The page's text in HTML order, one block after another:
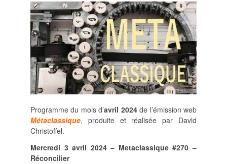
LA REVUE
PRÉSENTATION ET
POLITIQUE ÉDITORIALE
LA RÉDACTION
COMITÉ DE LECTURE
PROTOCOLE DE
SOUMISSION
INDEXATION
Programme du mois d’avril 2024de l’émission web
Métaclassique, produite et réalisée par David
Christoffel.
Mercredi 3 avril 2024 – Metaclassique#270 –
Réconcilier